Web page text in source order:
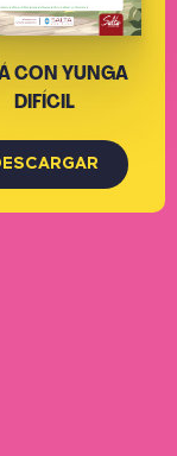
CON YUNGA
DIFÍCIL